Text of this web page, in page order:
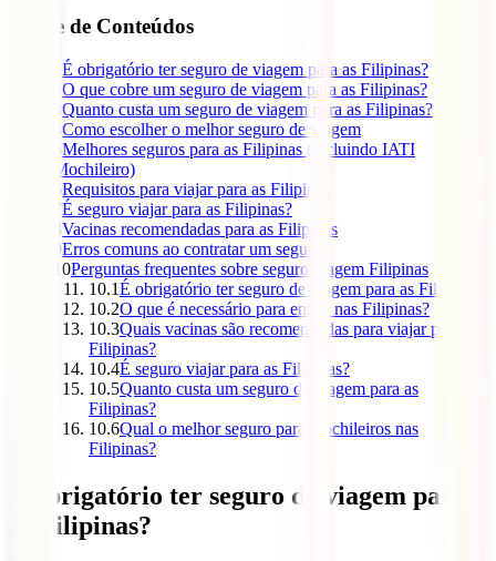
Índice de Conteúdos
É obrigatório ter seguro de viagem para as Filipinas?
O que cobre um seguro de viagem para as Filipinas?
Quanto custa um seguro de viagem para as Filipinas?
4Como escolher o melhor seguro de viagem
5Melhores seguros para as Filipinas (incluindo IATI
Mochileiro)
6Requisitos para viajar para as Filipinas
7É seguro viajar para as Filipinas?
8Vacinas recomendadas para as Filipinas
9Erros comuns ao contratar um seguro
10Perguntas frequentes sobre seguro viagem Filipinas
10.1É obrigatório ter seguro de viagem para as Filipinas?
10.2O que é necessário para entrar nas Filipinas?
10.3Quais vacinas são recomendadas para viajar para as
Filipinas?
10.4É seguro viajar para as Filipinas?
10.5Quanto custa um seguro de viagem para as
Filipinas?
10.6Qual o melhor seguro para mochileiros nas
Filipinas?
É obrigatório ter seguro de viagem para
as Filipinas?